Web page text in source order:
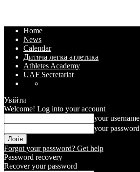
Home
News
Calendar
Дитяча легка атлетика
Athletes Academy
UAF Secretariat
Увійти
Welcome! Log into your account
your username
your password
Forgot your password? Get help
Password recovery
Recover your password